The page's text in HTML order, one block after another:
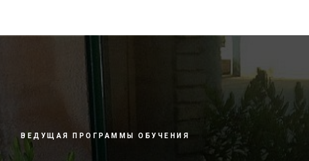
ВЕДУЩАЯ ПРОГРАММЫ ОБУЧЕНИЯ